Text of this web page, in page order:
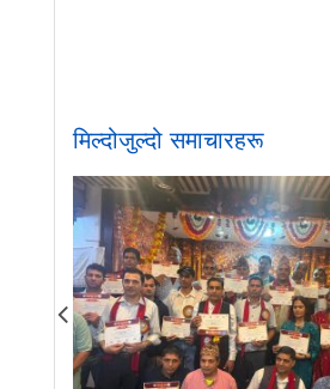
मिल्दोजुल्दो समाचारहरू